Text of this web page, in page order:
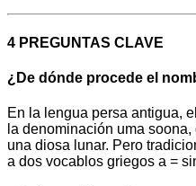
4 PREGUNTAS CLAVE
¿De dónde procede el
En la lengua persa antigua,
la denominación uma soona,
una diosa lunar. Pero
a dos vocablos griegos a =